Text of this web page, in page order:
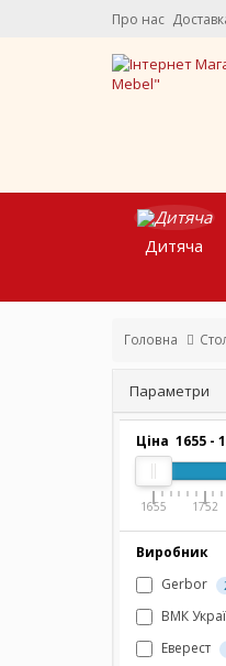
Про нас
Дитяча
Головна
Параметри
Ціна 1655 -
1655 1752
Виробник
Gerbor
ВМК
Еверест